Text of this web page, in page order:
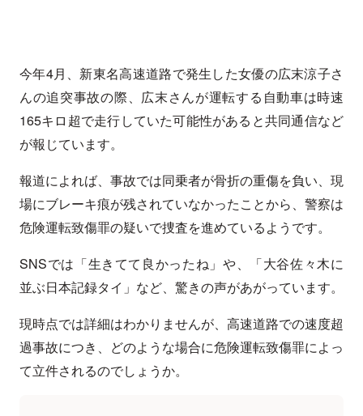
今年4月、新東名高速道路で発生した女優の広末涼子さ
んの追突事故の際、広末さんが運転する自動車は時速
165キロ超で走行していた可能性があると共同通信など
が報じています。
報道によれば、事故では同乗者が骨折の重傷を負い、現
場にブレーキ痕が残されていなかったことから、警察は
危険運転致傷罪の疑いで捜査を進めているようです。
SNSでは「生きてて良かったね」や、「大谷佐々木に
並ぶ日本記録タイ」など、驚きの声があがっています。
現時点では詳細はわかりませんが、高速道路での速度超
過事故につき、どのような場合に危険運転致傷罪によっ
て立件されるのでしょうか。